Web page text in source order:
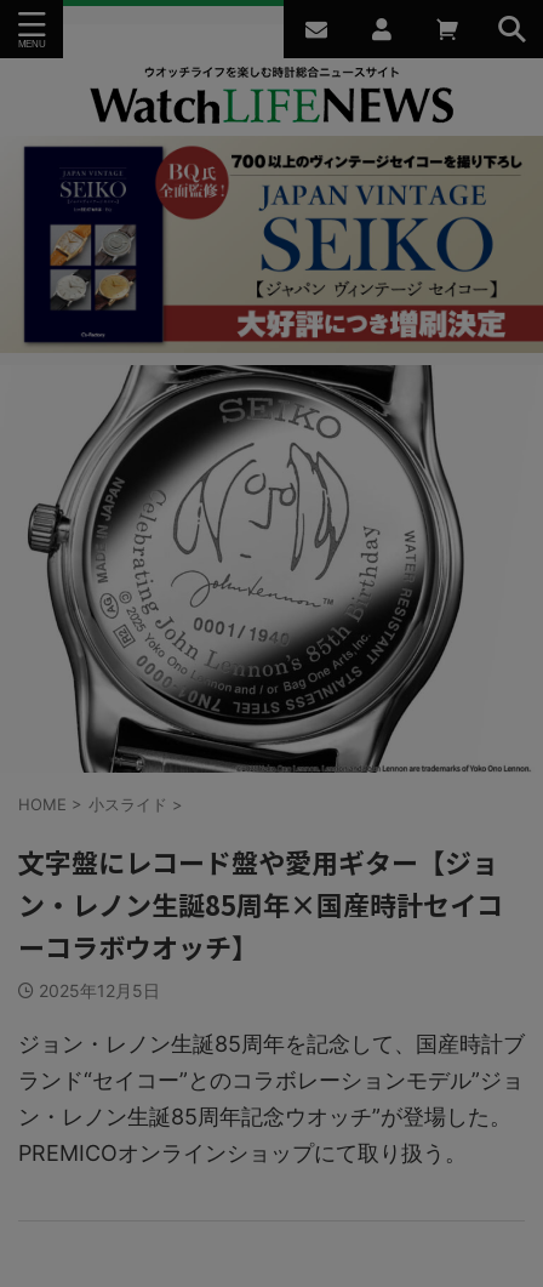
HOME > 小スライド >
文字盤にレコード盤や愛用ギター【ジョ
ン・レノン生誕85周年×国産時計セイコ
ーコラボウオッチ】
2025年12月5日
ジョン・レノン生誕85周年を記念して、国産時計ブ
ランド“セイコー”とのコラボレーションモデル”ジョ
ン・レノン生誕85周年記念ウオッチ”が登場した。
PREMICOオンラインショップにて取り扱う。